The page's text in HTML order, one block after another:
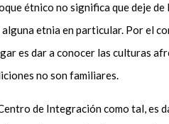
étnico no significa que deje de
etnia en particular. Por el
es dar a conocer las culturas
no son familiares.
de Integración como tal, es